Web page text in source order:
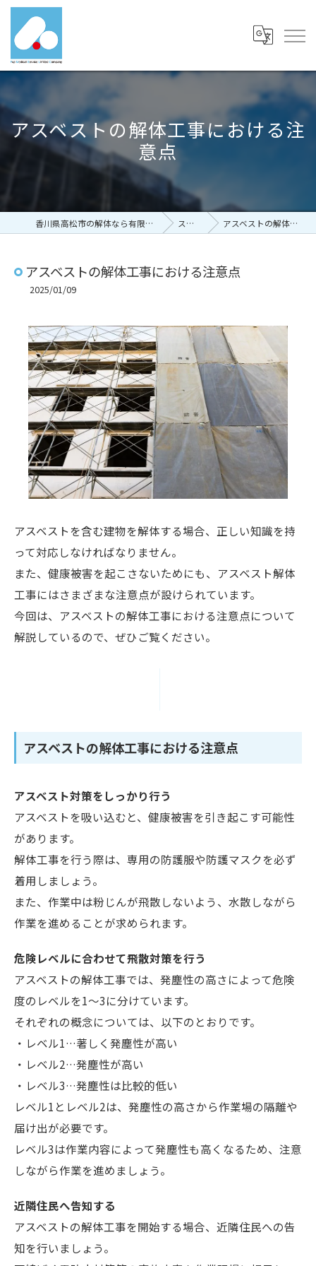
アスベストの解体工事における注
意点
香川県高松市の解体なら有限会社富士メディカルサービス ストーリー アスベストの解体工事における注意点
アスベストの解体工事における注意点
2025/01/09
アスベストを含む建物を解体する場合、正しい知識を持
って対応しなければなりません。
また、健康被害を起こさないためにも、アスベスト解体
工事にはさまざまな注意点が設けられています。
今回は、アスベストの解体工事における注意点について
解説しているので、ぜひご覧ください。
アスベストの解体工事における注意点
アスベスト対策をしっかり行う
アスベストを吸い込むと、健康被害を引き起こす可能性
があります。
解体工事を行う際は、専用の防護服や防護マスクを必ず
着用しましょう。
また、作業中は粉じんが飛散しないよう、水散しながら
作業を進めることが求められます。
危険レベルに合わせて飛散対策を行う
アスベストの解体工事では、発塵性の高さによって危険
度のレベルを1～3に分けています。
それぞれの概念については、以下のとおりです。
・レベル1…著しく発塵性が高い
・レベル2…発塵性が高い
・レベル3…発塵性は比較的低い
レベル1とレベル2は、発塵性の高さから作業場の隔離や
届け出が必要です。
レベル3は作業内容によって発塵性も高くなるため、注意
しながら作業を進めましょう。
近隣住民へ告知する
アスベストの解体工事を開始する場合、近隣住民への告
知を行いましょう。